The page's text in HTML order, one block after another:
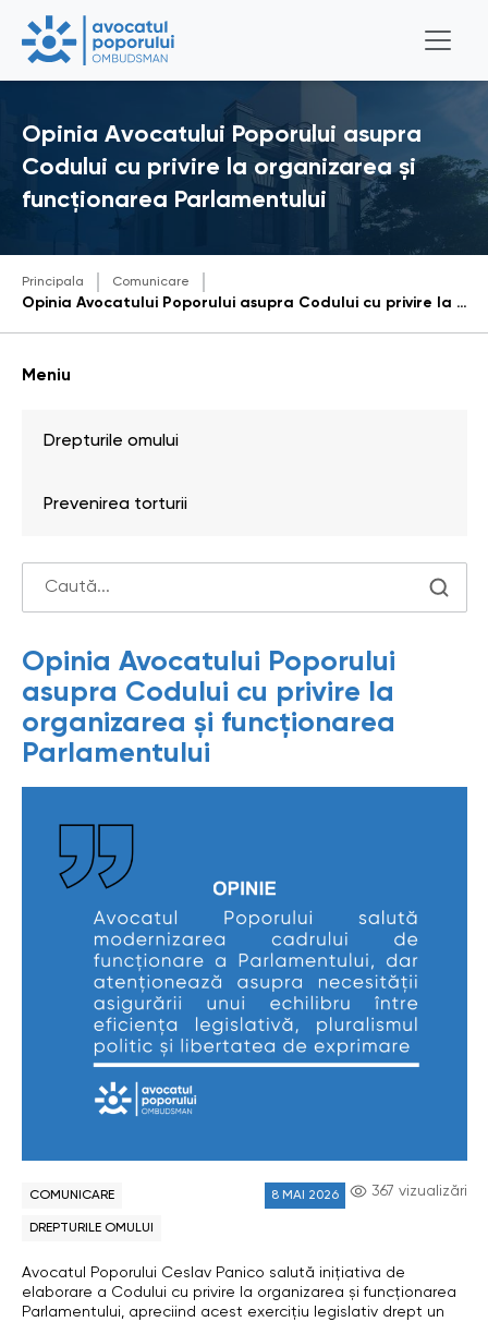
Opinia Avocatului Poporului asupra
Codului cu privire la organizarea și
funcționarea Parlamentului
Principala Comunicare
Opinia Avocatului Poporului asupra Codului cu privire la organizarea și funcționarea Parlamentului
Opinia Avocatului Poporului
asupra Codului cu privire la
organizarea și funcționarea
Parlamentului
COMUNICARE
DREPTURILE OMULUI
8 MAI 2026 367 vizualizări
Avocatul Poporului Ceslav Panico salută inițiativa de
elaborare a Codului cu privire la organizarea și funcționarea
Parlamentului, apreciind acest exercițiu legislativ drept un
Meniu
Drepturile omului
Prevenirea torturii